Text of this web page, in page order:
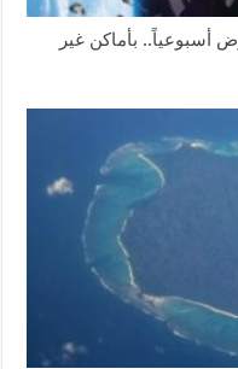
بأماكن غير